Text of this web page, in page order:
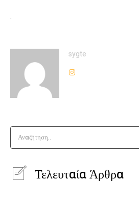
.
sygte
Αναζήτηση..
Τελευταία Άρθρα